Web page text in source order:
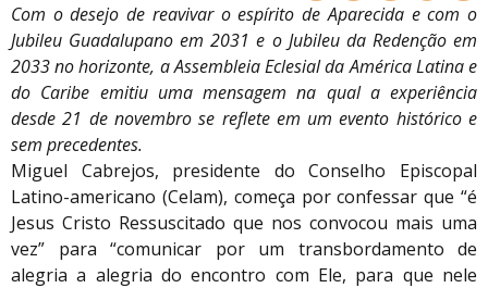
Com o desejo de reavivar o espírito de Aparecida e com o
Jubileu Guadalupano em 2031 e o Jubileu da Redenção em
2033 no horizonte, a Assembleia Eclesial da América Latina e
do Caribe emitiu uma mensagem na qual a experiência
desde 21 de novembro se reflete em um evento histórico e
sem precedentes.
Miguel Cabrejos, presidente do Conselho Episcopal
Latino-americano (Celam), começa por confessar que “é
Jesus Cristo Ressuscitado que nos convocou mais uma
vez” para “comunicar por um transbordamento de
alegria a alegria do encontro com Ele, para que nele